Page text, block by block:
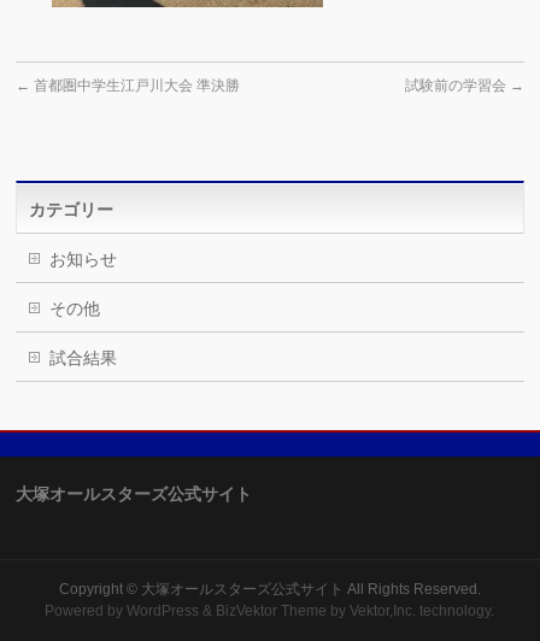
← 首都圏中学生江戸川大会 準決勝 試験前の学習会 →
カテゴリー
お知らせ
その他
試合結果
大塚オールスターズ公式サイト
Copyright © 大塚オールスターズ公式サイト All Rights Reserved.
Powered byWordPress & BizVektor Theme by Vektor,Inc. technology.